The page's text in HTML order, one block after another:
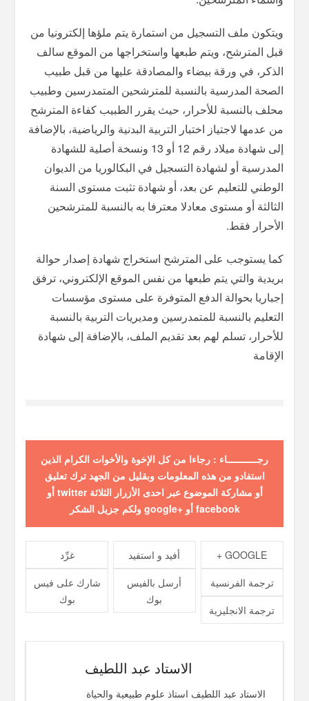
ويتكون ملف التسجيل من استمارة يتم ملؤها إلكترونيا من
قبل المترشح، ويتم طبعها واستخراجها من الموقع سالف
الذكر، في ورقة بيضاء والمصادقة عليها من قبل طبيب
الصحة المدرسية بالنسبة للمترشحين المتمدرسين وطبيب
محلف بالنسبة للأحرار، حيث يقرر الطبيب كفاءة المترشح
من عدمها لاجتياز اختبار التربية البدنية والرياضية، بالإضافة
إلى شهادة ميلاد رقم 12 أو 13 ونسخة أصلية للشهادة
المدرسية أو لشهادة التسجيل في البكالوريا من الديوان
الوطني للتعليم عن بعد، أو شهادة تثبت مستوى السنة
الثالثة أو مستوى معادلا معترفا به بالنسبة للمترشحين
الأحرار فقط.
كما يستوجب على المترشح استخراج شهادة إصدار حوالة
بريدية والتي يتم طبعها من نفس الموقع الإلكتروني، ترفق
إجباريا بحوالة الدفع المتوفرة على مستوى مؤسسات
التعليم بالنسبة للمتمدرسين ومديريات التربية بالنسبة
للأحرار، تسلم لهم بعد تقديم الملف، بالإضافة إلى شهادة
الإقامة
رجـــــــــــاء : رجاءا من كل الإخوة والأخوات الكرام الذين
استفادو من هذه المعلومات وبقليل من الجهد ترك تعليق
أو مشاركة الموضوع عبر احدى الأزرار الثلاثة twitter أو
facebook أو +google ولكم جزيل الشكر
غرِّد أفيد و استفيد
GOOGLE +
شارك على فيس
بوك
أرسل بالفيس
بوك
ترجمة الفرنسية
ترجمة الانجليزية
الاستاد عبد اللطيف
الاستاد عبد اللطيف استاذ علوم طبيعية والحياة